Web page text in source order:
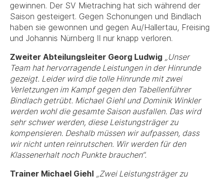
gewinnen. Der SV Mietraching hat sich während der
Saison gesteigert. Gegen Schonungen und Bindlach
haben sie gewonnen und gegen Au/Hallertau, Freising
und Johannis Nürnberg II nur knapp verloren.
Zweiter Abteilungsleiter Georg Ludwig „Unser
Team hat hervorragende Leistungen in der Hinrunde
gezeigt. Leider wird die tolle Hinrunde mit zwei
Verletzungen im Kampf gegen den Tabellenführer
Bindlach getrübt. Michael Giehl und Dominik Winkler
werden wohl die gesamte Saison ausfallen. Das wird
sehr schwer werden, diese Leistungsträger zu
kompensieren. Deshalb müssen wir aufpassen, dass
wir nicht unten reinrutschen. Wir werden für den
Klassenerhalt noch Punkte brauchen“.
Trainer Michael Giehl „Zwei Leistungsträger zu